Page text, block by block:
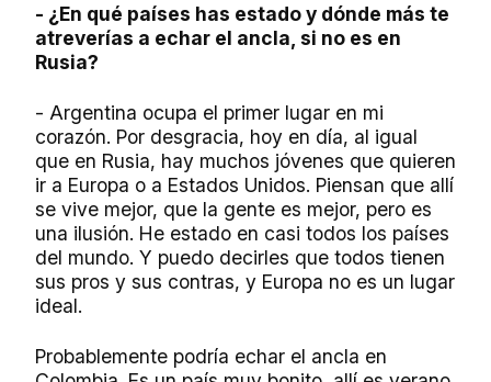
- ¿En qué países has estado y dónde más te
atreverías a echar el ancla, si no es en
Rusia?
- Argentina ocupa el primer lugar en mi
corazón. Por desgracia, hoy en día, al igual
que en Rusia, hay muchos jóvenes que quieren
ir a Europa o a Estados Unidos. Piensan que allí
se vive mejor, que la gente es mejor, pero es
una ilusión. He estado en casi todos los países
del mundo. Y puedo decirles que todos tienen
sus pros y sus contras, y Europa no es un lugar
ideal.
Probablemente podría echar el ancla en